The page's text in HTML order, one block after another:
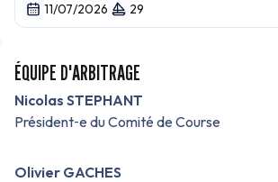
11/07/2026
29
ÉQUIPE D'ARBITRAGE
Nicolas STEPHANT
Président‑e du Comité de Course
Olivier GACHES